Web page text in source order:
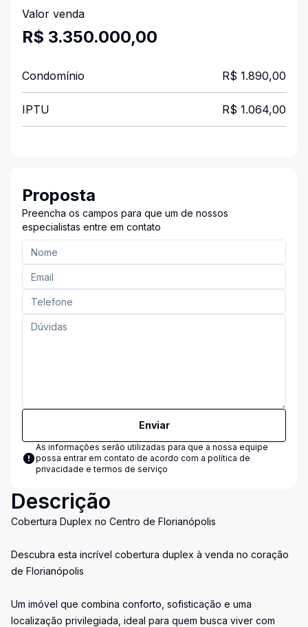
Valor venda
R$ 3.350.000,00
Condomínio R$ 1.890,00
IPTU R$ 1.064,00
Proposta
Preencha os campos para que um de nossos
especialistas entre em contato
Enviar
As informações serão utilizadas para que a nossa equipe
possa entrar em contato de acordo com a política de
privacidade e termos de serviço
Descrição
Cobertura Duplex no Centro de Florianópolis
Descubra esta incrível cobertura duplex à venda no coração
de Florianópolis
Um imóvel que combina conforto, sofisticação e uma
localização privilegiada, ideal para quem busca viver com